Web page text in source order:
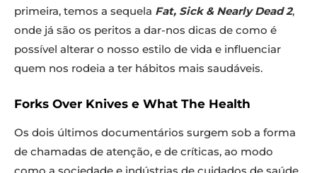
primeira, temos a sequela Fat, Sick & Nearly Dead 2,
onde já são os peritos a dar-nos dicas de como é
possível alterar o nosso estilo de vida e influenciar
quem nos rodeia a ter hábitos mais saudáveis.
Forks Over Knives e What The Health
Os dois últimos documentários surgem sob a forma
de chamadas de atenção, e de críticas, ao modo